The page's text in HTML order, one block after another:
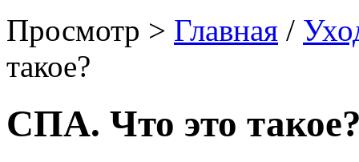
Просмотр > Главная /
такое?
СПА. Что это